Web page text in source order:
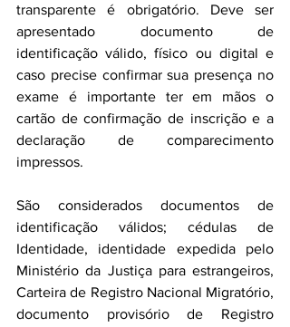
transparente é obrigatório. Deve ser
apresentado documento de
identificação válido, físico ou digital e
caso precise confirmar sua presença no
exame é importante ter em mãos o
cartão de confirmação de inscrição e a
declaração de comparecimento
impressos.
São considerados documentos de
identificação válidos; cédulas de
Identidade, identidade expedida pelo
Ministério da Justiça para estrangeiros,
Carteira de Registro Nacional Migratório,
documento provisório de Registro